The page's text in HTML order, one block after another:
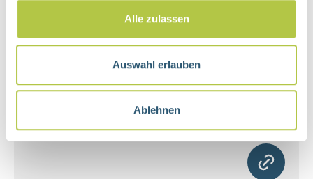
Alle zulassen
Auswahl erlauben
Ablehnen
Spenden per Überweisung